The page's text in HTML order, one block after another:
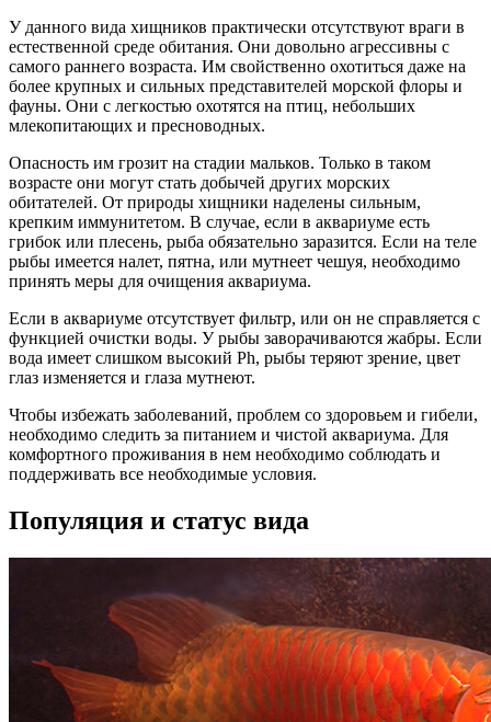
У данного вида хищников практически отсутствуют враги в
естественной среде обитания. Они довольно агрессивны с
самого раннего возраста. Им свойственно охотиться даже на
более крупных и сильных представителей морской флоры и
фауны. Они с легкостью охотятся на птиц, небольших
млекопитающих и пресноводных.
Опасность им грозит на стадии мальков. Только в таком
возрасте они могут стать добычей других морских
обитателей. От природы хищники наделены сильным,
крепким иммунитетом. В случае, если в аквариуме есть
грибок или плесень, рыба обязательно заразится. Если на теле
рыбы имеется налет, пятна, или мутнеет чешуя, необходимо
принять меры для очищения аквариума.
Если в аквариуме отсутствует фильтр, или он не справляется с
функцией очистки воды. У рыбы заворачиваются жабры. Если
вода имеет слишком высокий Ph, рыбы теряют зрение, цвет
глаз изменяется и глаза мутнеют.
Чтобы избежать заболеваний, проблем со здоровьем и гибели,
необходимо следить за питанием и чистой аквариума. Для
комфортного проживания в нем необходимо соблюдать и
поддерживать все необходимые условия.
Популяция и статус вида